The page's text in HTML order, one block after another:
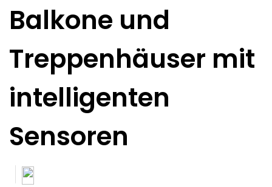
Balkone und
Treppenhäuser mit
intelligenten
Sensoren